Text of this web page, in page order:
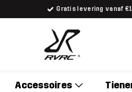
Gratis levering vanaf
Accessoires